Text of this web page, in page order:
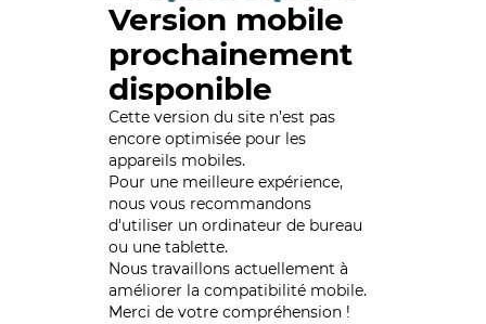
Version mobile
prochainement
disponible
Cette version du site n’est pas
encore optimisée pour les
appareils mobiles.
Pour une meilleure expérience,
nous vous recommandons
d'utiliser un ordinateur de bureau
ou une tablette.
Nous travaillons actuellement à
améliorer la compatibilité mobile.
Merci de votre compréhension !